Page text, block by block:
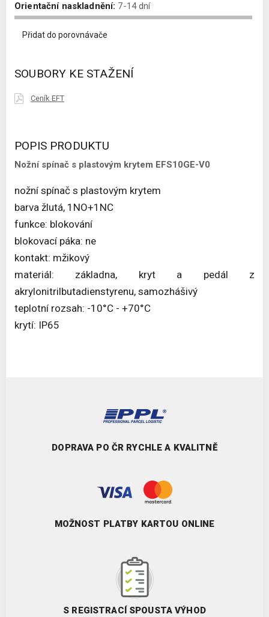
Orientační naskladnění: 7-14 dní
Přidat do porovnávače
SOUBORY KE STAŽENÍ
Ceník EFT
POPIS PRODUKTU
Nožní spínač s plastovým krytem EFS10GE-V0
nožní spínač s plastovým krytem
barva žlutá, 1NO+1NC
funkce: blokování
blokovací páka: ne
kontakt: mžikový
materiál: základna, kryt a pedál z
akrylonitrilbutadienstyrenu, samozhášivý
teplotní rozsah: -10°C - +70°C
krytí: IP65
DOPRAVA PO ČR RYCHLE A KVALITNĚ
MOŽNOST PLATBY KARTOU ONLINE
S REGISTRACÍ SPOUSTA VÝHOD